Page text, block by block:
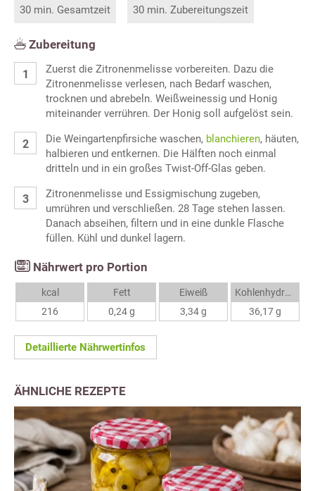
30 min. Gesamtzeit 30 min. Zubereitungszeit
Zubereitung
Zuerst die Zitronenmelisse vorbereiten. Dazu die
Zitronenmelisse verlesen, nach Bedarf waschen,
trocknen und abrebeln. Weißweinessig und Honig
miteinander verrühren. Der Honig soll aufgelöst sein.
Die Weingartenpfirsiche waschen, blanchieren, häuten,
halbieren und entkernen. Die Hälften noch einmal
dritteln und in ein großes Twist-Off-Glas geben.
Zitronenmelisse und Essigmischung zugeben,
umrühren und verschließen. 28 Tage stehen lassen.
Danach abseihen, filtern und in eine dunkle Flasche
füllen. Kühl und dunkel lagern.
Nährwert pro Portion
kcal
216
Fett
0,24 g
Eiweiß
3,34 g
Kohlenhydrate
36,17 g
Detaillierte Nährwertinfos
ÄHNLICHE REZEPTE